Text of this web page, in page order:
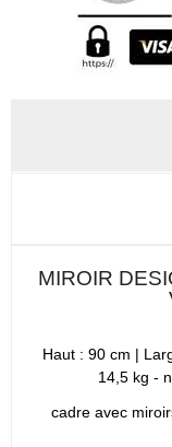
MIROIR
Haut : 90 cm |
14,5 kg -
cadre avec